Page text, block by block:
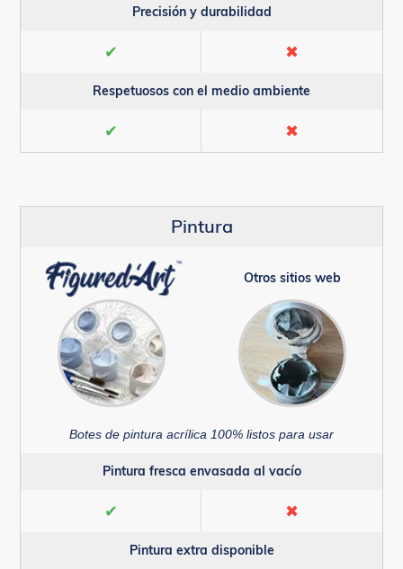
Precisión y durabilidad
✔ ✖
Respetuosos con el medio ambiente
✔ ✖
Pintura
Otros sitios web
Botes de pintura acrílica 100% listos para usar
Pintura fresca envasada al vacío
✔ ✖
Pintura extra disponible